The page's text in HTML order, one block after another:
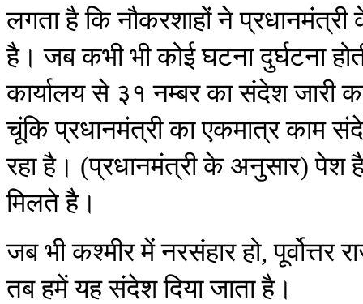
लगता है कि नौकरशाहों ने
है। जब कभी भी कोई घटना दुर्घटना
कार्यालय से ३१ नम्बर का संदेश जारी
चूंकि प्रधानमंत्री का एकमात्र काम
रहा है। (प्रधानमंत्री के अनुसार)
मिलते है।
जब भी कश्मीर में नरसंहार हो,
तब हमें यह संदेश दिया जाता है।